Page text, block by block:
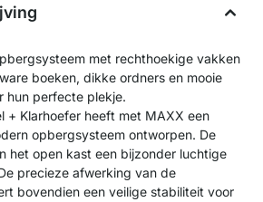
met rechthoekige vakken
boeken, dikke ordners en mooie
hun perfecte plekje.
+ Klarhoefer heeft met MAXX een
opbergsysteem ontworpen. De
het open kast een bijzonder luchtige
precieze afwerking van de
bovendien een veilige stabiliteit voor